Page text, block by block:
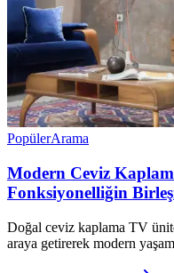
PopülerArama
Modern Ceviz
Fonksiyonelliğin
Doğal ceviz kaplama TV
araya getirerek modern